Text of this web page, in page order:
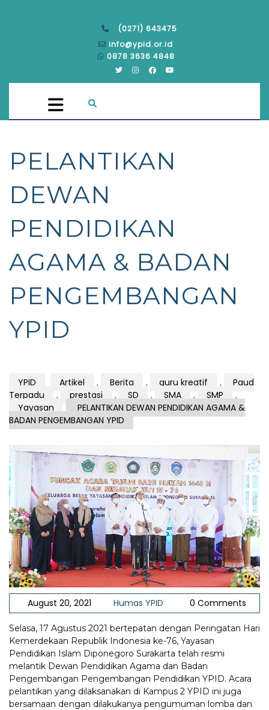
(0271) 643475
info@ypid.or.id
0878 3636 4848
PELANTIKAN
DEWAN
PENDIDIKAN
AGAMA & BADAN
PENGEMBANGAN
YPID
YPID Artikel , Berita , guru kreatif ,
Paud
Terpadu
, prestasi , SD , SMA , SMP
,
Yayasan
PELANTIKAN DEWAN PENDIDIKAN AGAMA &
BADAN PENGEMBANGAN YPID
August 20, 2021 Humas YPID 0 Comments
Selasa, 17 Agustus 2021 bertepatan dengan Peringatan Hari
Kemerdekaan Republik Indonesia ke-76, Yayasan
Pendidikan Islam Diponegoro Surakarta telah resmi
melantik Dewan Pendidikan Agama dan Badan
Pengembangan Pengembangan Pendidikan YPID. Acara
pelantikan yang dilaksanakan di Kampus 2 YPID ini juga
bersamaan dengan dilakukanya pengumuman lomba dan